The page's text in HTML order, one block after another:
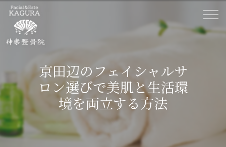
京田辺のフェイシャルサ
ロン選びで美肌と生活環
境を両立する方法